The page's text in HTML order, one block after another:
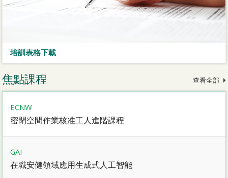
培訓表格下載
焦點課程 查看全部
ECNW
密閉空間作業核准工人進階課程
GAI
在職安健領域應用生成式人工智能